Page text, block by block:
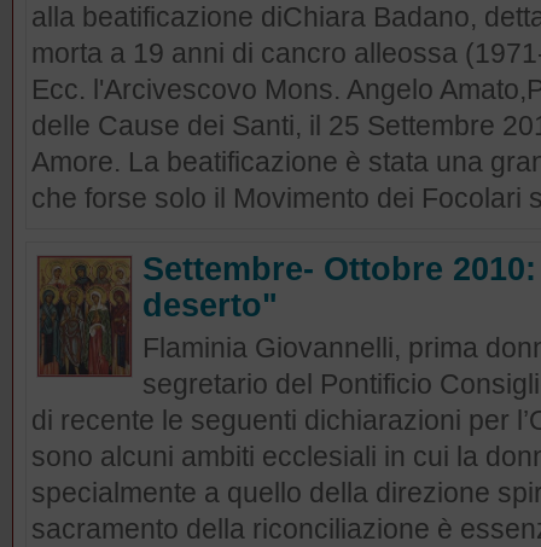
alla beatificazione diChiara Badano,
morta a 19 anni di cancro alleossa
Ecc. l'Arcivescovo Mons. Angelo
delle Cause dei Santi, il 25 Settembre
Amore. La beatificazione è stata una
che forse solo il Movimento dei Focolari
Settembre- Ottobre
deserto"
Flaminia Giovannelli, prima
segretario del Pontificio
di recente le seguenti dichiarazioni per
sono alcuni ambiti ecclesiali in cui la
specialmente a quello della direzione
sacramento della riconciliazione è